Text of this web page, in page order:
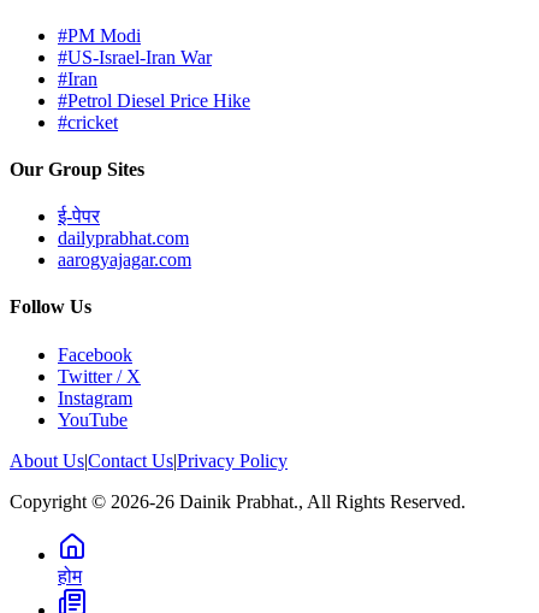
#PM Modi
#US-Israel-Iran War
#Iran
#Petrol Diesel Price Hike
#cricket
Our Group Sites
ई-पेपर
dailyprabhat.com
aarogyajagar.com
Follow Us
Facebook
Twitter / X
Instagram
YouTube
About Us|Contact Us|Privacy Policy
Copyright © 2026-26 Dainik Prabhat., All Rights Reserved.
होम